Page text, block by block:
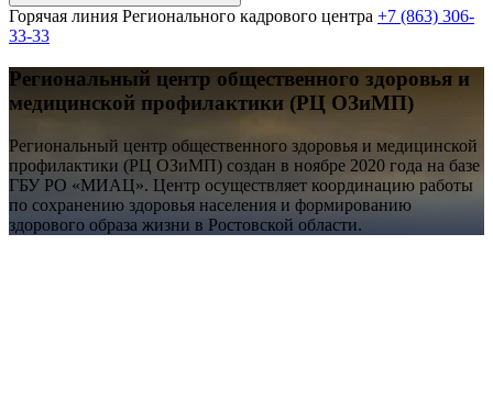
Горячая линия Регионального кадрового центра +7 (863) 306-
33-33
Региональный центр общественного здоровья и
медицинской профилактики (РЦ ОЗиМП)
Региональный центр общественного здоровья и медицинской
профилактики (РЦ ОЗиМП) создан в ноябре 2020 года на базе
ГБУ РО «МИАЦ». Центр осуществляет координацию работы
по сохранению здоровья населения и формированию
здорового образа жизни в Ростовской области.